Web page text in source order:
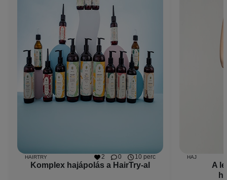
HAIRTRY 2 0 10 perc
Komplex hajápolás a HairTry-al
HAJ
A